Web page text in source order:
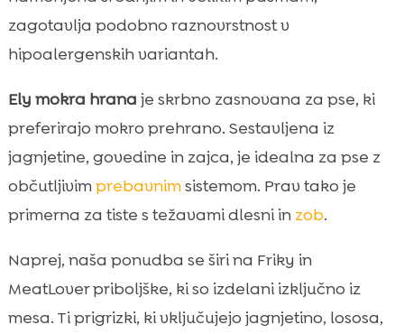
zagotavlja podobno raznovrstnost v
hipoalergenskih variantah.
Ely mokra hrana je skrbno zasnovana za pse, ki
preferirajo mokro prehrano. Sestavljena iz
jagnjetine, govedine in zajca, je idealna za pse z
občutljivimprebavnimsistemom. Prav tako je
primerna za tiste s težavami dlesni in zob.
Naprej, naša ponudba se širi na Friky in
MeatLover priboljške, ki so izdelani izključno iz
mesa. Ti prigrizki, ki vključujejo jagnjetino, lososa,